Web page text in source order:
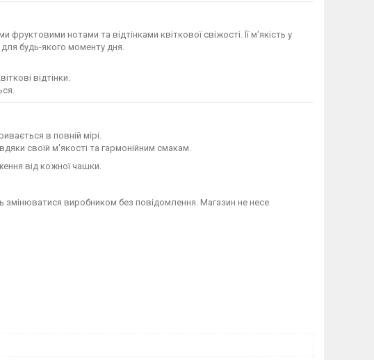
нотами та відтінками квіткової свіжості. Її м'якість у
будь-якого моменту дня.
відтінки.
в повній мірі.
своїй м'якості та гармонійним смакам.
від кожної чашки.
змінюватися виробником без повідомлення. Магазин не несе